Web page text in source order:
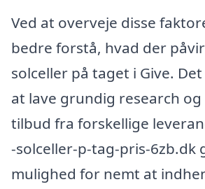
Ved at overveje disse
bedre forstå, hvad der
solceller på taget i Give.
at lave grundig research
tilbud fra forskellige
-solceller-p-tag-pris-6zb.dk
mulighed for nemt at